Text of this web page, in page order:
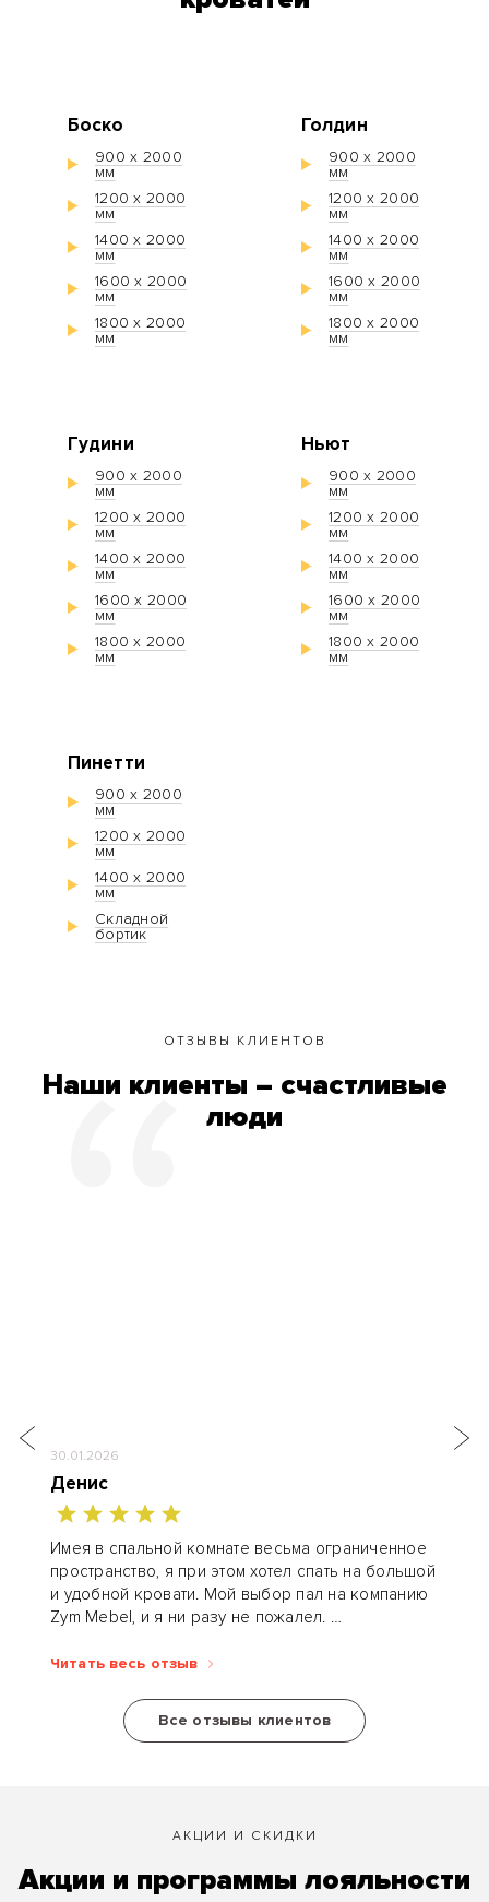
Боско
900 х 2000
мм
1200 х 2000
мм
1400 х 2000
мм
1600 х 2000
мм
1800 х 2000
мм
Голдин
900 х 2000
мм
1200 х 2000
мм
1400 х 2000
мм
1600 х 2000
мм
1800 х 2000
мм
Гудини
900 х 2000
мм
1200 х 2000
мм
1400 х 2000
мм
1600 х 2000
мм
1800 х 2000
мм
Ньют
900 х 2000
мм
1200 х 2000
мм
1400 х 2000
мм
1600 х 2000
мм
1800 х 2000
мм
Пинетти
900 х 2000
мм
1200 х 2000
мм
1400 х 2000
мм
Складной
бортик
ОТЗЫВЫ КЛИЕНТОВ
Наши клиенты – счастливые
люди
30.01.2026
Денис
Имея в спальной комнате весьма ограниченное
пространство, я при этом хотел спать на большой
и удобной кровати. Мой выбор пал на компанию
Zym Mebel, и я ни разу не пожалел.
Конструктор разработал кровать-книгу...
Читать весь отзыв
Все отзывы клиентов
АКЦИИ И СКИДКИ
Акции и программы лояльности